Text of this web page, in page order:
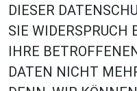
DIESER
SIE WIDERSPRUCH
IHRE
DATEN NICHT